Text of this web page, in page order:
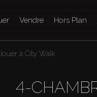
Vendre Hors Plan
à City Walk
4-